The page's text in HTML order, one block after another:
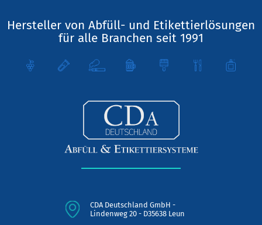
Hersteller von Abfüll- und Etikettierlösungen
für alle Branchen seit 1991
CDA Deutschland GmbH -
Lindenweg 20 - D35638 Leun